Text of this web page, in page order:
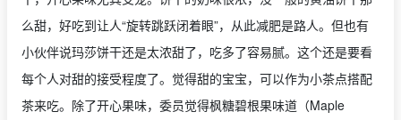
么甜，好吃到让人“旋转跳跃闭着眼”，从此减肥是路人。但也有
小伙伴说玛莎饼干还是太浓甜了，吃多了容易腻。这个还是要看
每个人对甜的接受程度了。觉得甜的宝宝，可以作为小茶点搭配
茶来吃。除了开心果味，委员觉得枫糖碧根果味道（Maple